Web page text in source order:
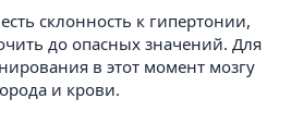
склонность к гипертонии,
до опасных значений. Для
в этот момент мозгу
и крови.